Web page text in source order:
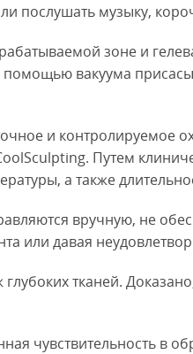
послушать музыку,
зоне и
помощью вакуума
и контролируемое
Путем
а также
вручную, не
или давая
тканей.
чувствительность в